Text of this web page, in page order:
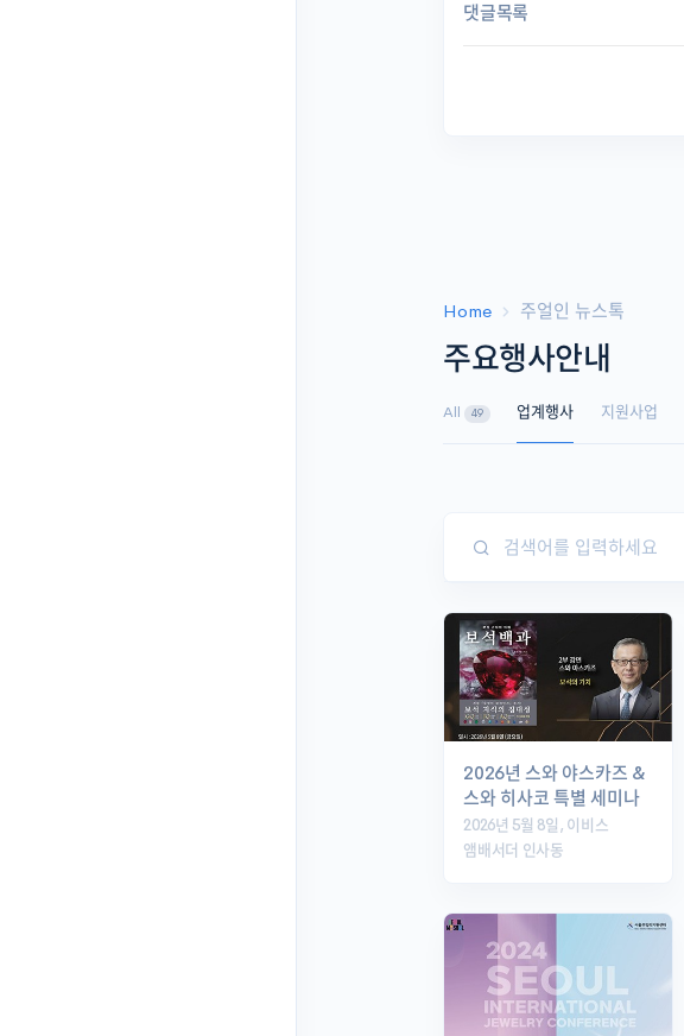
댓글목록
Home 주얼인 뉴스톡
주요행사안내
All 49 업계행사 지원사업
2026년 스와 야스카즈 &
스와 히사코 특별 세미나
2026년 5월 8일, 이비스
앰배서더 인사동